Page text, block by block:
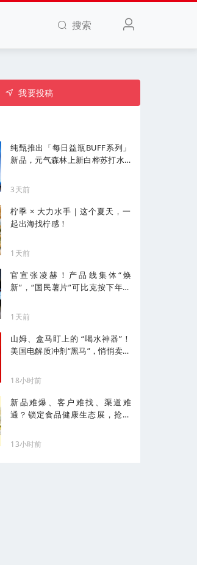
搜索
我要投稿
纯甄推出「每日益瓶BUFF系列」
新品，元气森林上新白桦苏打水...
3天前
柠季 × 大力水手｜这个夏天，一
起出海找柠感！
1天前
官宣张凌赫！产品线集体“焕
新”，“国民薯片”可比克按下年轻
1天前
山姆、盒马盯上的 “喝水神器”！
美国电解质冲剂“黑马”，悄悄卖了
18小时前
新品难爆、客户难找、渠道难
通？锁定食品健康生态展，抢占
13小时前